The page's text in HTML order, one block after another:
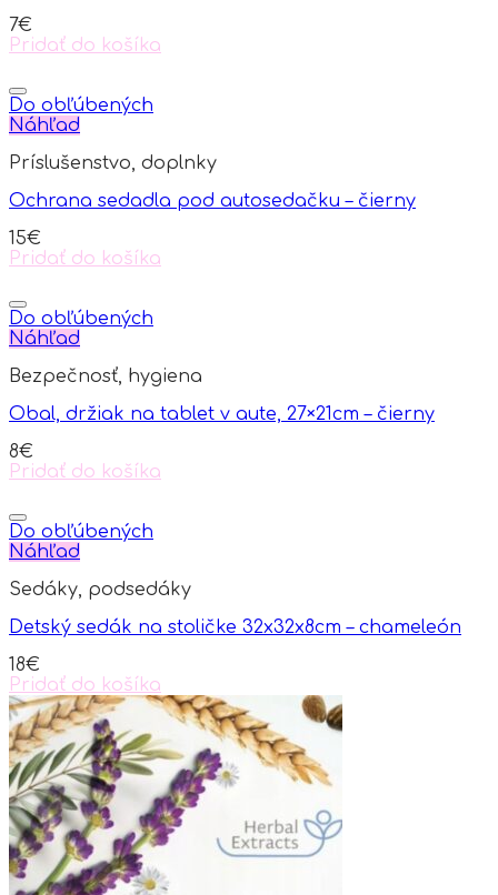
7€
Pridať do košíka
Do obľúbených
Náhľad
Príslušenstvo, doplnky
Ochrana sedadla pod autosedačku – čierny
15€
Pridať do košíka
Do obľúbených
Náhľad
Bezpečnosť, hygiena
Obal, držiak na tablet v aute, 27×21cm – čierny
8€
Pridať do košíka
Do obľúbených
Náhľad
Sedáky, podsedáky
Detský sedák na stoličke 32x32x8cm – chameleón
18€
Pridať do košíka